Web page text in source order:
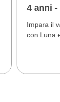
4 anni
Impara il
con Luna